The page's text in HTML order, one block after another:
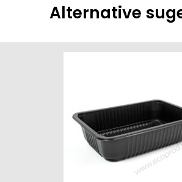
Alternative